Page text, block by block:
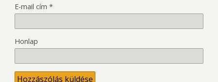
E-mail cím *
Honlap